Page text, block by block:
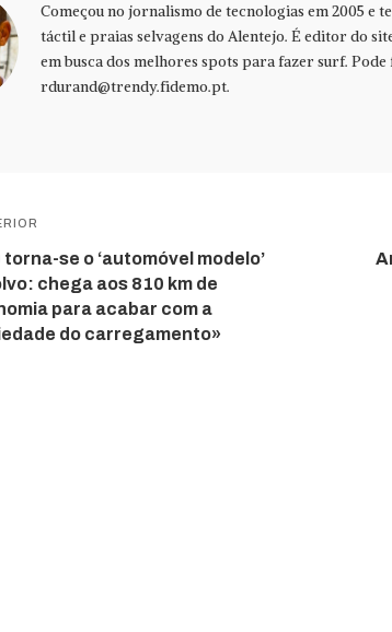
Começou no jornalismo de tecnologias em 2005 e
táctil e praias selvagens do Alentejo. É editor do
em busca dos melhores spots para fazer surf.
rdurand@trendy.fidemo.pt.
torna-se o ‘automóvel modelo’
chega aos 810 km de
para acabar com a
do carregamento»